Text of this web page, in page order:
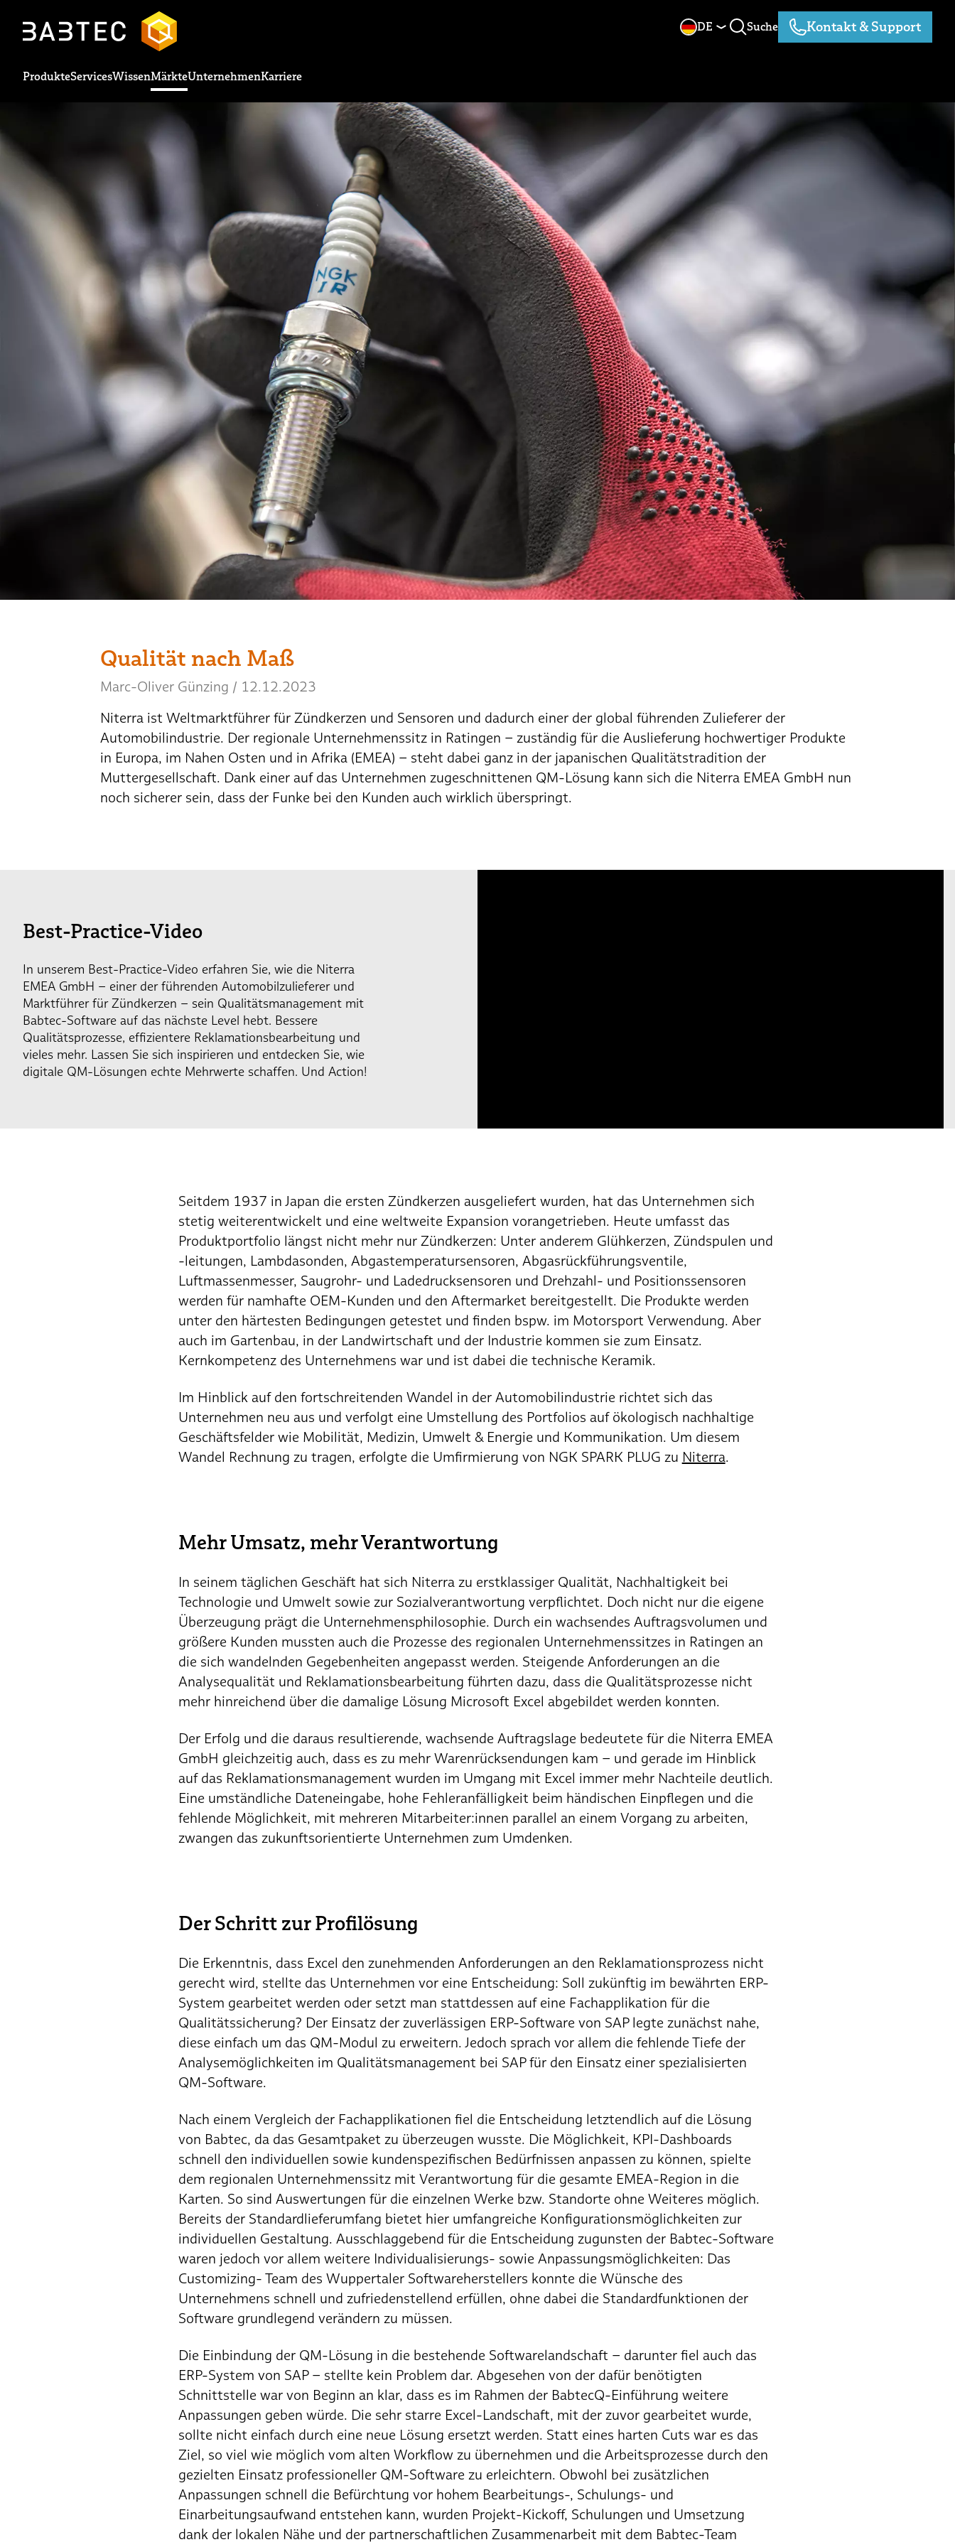
DE Suche
Suche Kontakt & Support
Kontakt & Support
ProdukteServicesWissenMärkteUnternehmenKarriere
Qualität nach Maß
Marc-Oliver Günzing / 12.12.2023
Niterra ist Weltmarktführer für Zündkerzen und Sensoren und dadurch einer der global führenden Zulieferer der
Automobilindustrie. Der regionale Unternehmenssitz in Ratingen – zuständig für die Auslieferung hochwertiger Produkte
in Europa, im Nahen Osten und in Afrika (EMEA) – steht dabei ganz in der japanischen Qualitätstradition der
Muttergesellschaft. Dank einer auf das Unternehmen zugeschnittenen QM-Lösung kann sich die Niterra EMEA GmbH nun
noch sicherer sein, dass der Funke bei den Kunden auch wirklich überspringt.
Best-Practice-Video
In unserem Best-Practice-Video erfahren Sie, wie die Niterra
EMEA GmbH – einer der führenden Automobilzulieferer und
Marktführer für Zündkerzen – sein Qualitätsmanagement mit
Babtec-Software auf das nächste Level hebt. Bessere
Qualitätsprozesse, effizientere Reklamationsbearbeitung und
vieles mehr. Lassen Sie sich inspirieren und entdecken Sie, wie
digitale QM-Lösungen echte Mehrwerte schaffen. Und Action!
Seitdem 1937 in Japan die ersten Zündkerzen ausgeliefert wurden, hat das Unternehmen sich
stetig weiterentwickelt und eine weltweite Expansion vorangetrieben. Heute umfasst das
Produktportfolio längst nicht mehr nur Zündkerzen: Unter anderem Glühkerzen, Zündspulen und
-leitungen, Lambdasonden, Abgastemperatursensoren, Abgasrückführungsventile,
Luftmassenmesser, Saugrohr- und Ladedrucksensoren und Drehzahl- und Positionssensoren
werden für namhafte OEM-Kunden und den Aftermarket bereitgestellt. Die Produkte werden
unter den härtesten Bedingungen getestet und finden bspw. im Motorsport Verwendung. Aber
auch im Gartenbau, in der Landwirtschaft und der Industrie kommen sie zum Einsatz.
Kernkompetenz des Unternehmens war und ist dabei die technische Keramik.
Im Hinblick auf den fortschreitenden Wandel in der Automobilindustrie richtet sich das
Unternehmen neu aus und verfolgt eine Umstellung des Portfolios auf ökologisch nachhaltige
Geschäftsfelder wie Mobilität, Medizin, Umwelt & Energie und Kommunikation. Um diesem
Wandel Rechnung zu tragen, erfolgte die Umfirmierung von NGK SPARK PLUG zu Niterra.
Mehr Umsatz, mehr Verantwortung
In seinem täglichen Geschäft hat sich Niterra zu erstklassiger Qualität, Nachhaltigkeit bei
Technologie und Umwelt sowie zur Sozialverantwortung verpflichtet. Doch nicht nur die eigene
Überzeugung prägt die Unternehmensphilosophie. Durch ein wachsendes Auftragsvolumen und
größere Kunden mussten auch die Prozesse des regionalen Unternehmenssitzes in Ratingen an
die sich wandelnden Gegebenheiten angepasst werden. Steigende Anforderungen an die
Analysequalität und Reklamationsbearbeitung führten dazu, dass die Qualitätsprozesse nicht
mehr hinreichend über die damalige Lösung Microsoft Excel abgebildet werden konnten.
Der Erfolg und die daraus resultierende, wachsende Auftragslage bedeutete für die Niterra EMEA
GmbH gleichzeitig auch, dass es zu mehr Warenrücksendungen kam – und gerade im Hinblick
auf das Reklamationsmanagement wurden im Umgang mit Excel immer mehr Nachteile deutlich.
Eine umständliche Dateneingabe, hohe Fehleranfälligkeit beim händischen Einpflegen und die
fehlende Möglichkeit, mit mehreren Mitarbeiter:innen parallel an einem Vorgang zu arbeiten,
zwangen das zukunftsorientierte Unternehmen zum Umdenken.
Der Schritt zur Profilösung
Die Erkenntnis, dass Excel den zunehmenden Anforderungen an den Reklamationsprozess nicht
gerecht wird, stellte das Unternehmen vor eine Entscheidung: Soll zukünftig im bewährten ERP-
System gearbeitet werden oder setzt man stattdessen auf eine Fachapplikation für die
Qualitätssicherung? Der Einsatz der zuverlässigen ERP-Software von SAP legte zunächst nahe,
diese einfach um das QM-Modul zu erweitern. Jedoch sprach vor allem die fehlende Tiefe der
Analysemöglichkeiten im Qualitätsmanagement bei SAP für den Einsatz einer spezialisierten
QM-Software.
Nach einem Vergleich der Fachapplikationen fiel die Entscheidung letztendlich auf die Lösung
von Babtec, da das Gesamtpaket zu überzeugen wusste. Die Möglichkeit, KPI-Dashboards
schnell den individuellen sowie kundenspezifischen Bedürfnissen anpassen zu können, spielte
dem regionalen Unternehmenssitz mit Verantwortung für die gesamte EMEA-Region in die
Karten. So sind Auswertungen für die einzelnen Werke bzw. Standorte ohne Weiteres möglich.
Bereits der Standardlieferumfang bietet hier umfangreiche Konfigurationsmöglichkeiten zur
individuellen Gestaltung. Ausschlaggebend für die Entscheidung zugunsten der Babtec-Software
waren jedoch vor allem weitere Individualisierungs- sowie Anpassungsmöglichkeiten: Das
Customizing- Team des Wuppertaler Softwareherstellers konnte die Wünsche des
Unternehmens schnell und zufriedenstellend erfüllen, ohne dabei die Standardfunktionen der
Software grundlegend verändern zu müssen.
Die Einbindung der QM-Lösung in die bestehende Softwarelandschaft – darunter fiel auch das
ERP-System von SAP – stellte kein Problem dar. Abgesehen von der dafür benötigten
Schnittstelle war von Beginn an klar, dass es im Rahmen der BabtecQ-Einführung weitere
Anpassungen geben würde. Die sehr starre Excel-Landschaft, mit der zuvor gearbeitet wurde,
sollte nicht einfach durch eine neue Lösung ersetzt werden. Statt eines harten Cuts war es das
Ziel, so viel wie möglich vom alten Workflow zu übernehmen und die Arbeitsprozesse durch den
gezielten Einsatz professioneller QM-Software zu erleichtern. Obwohl bei zusätzlichen
Anpassungen schnell die Befürchtung vor hohem Bearbeitungs-, Schulungs- und
Einarbeitungsaufwand entstehen kann, wurden Projekt-Kickoff, Schulungen und Umsetzung
dank der lokalen Nähe und der partnerschaftlichen Zusammenarbeit mit dem Babtec-Team